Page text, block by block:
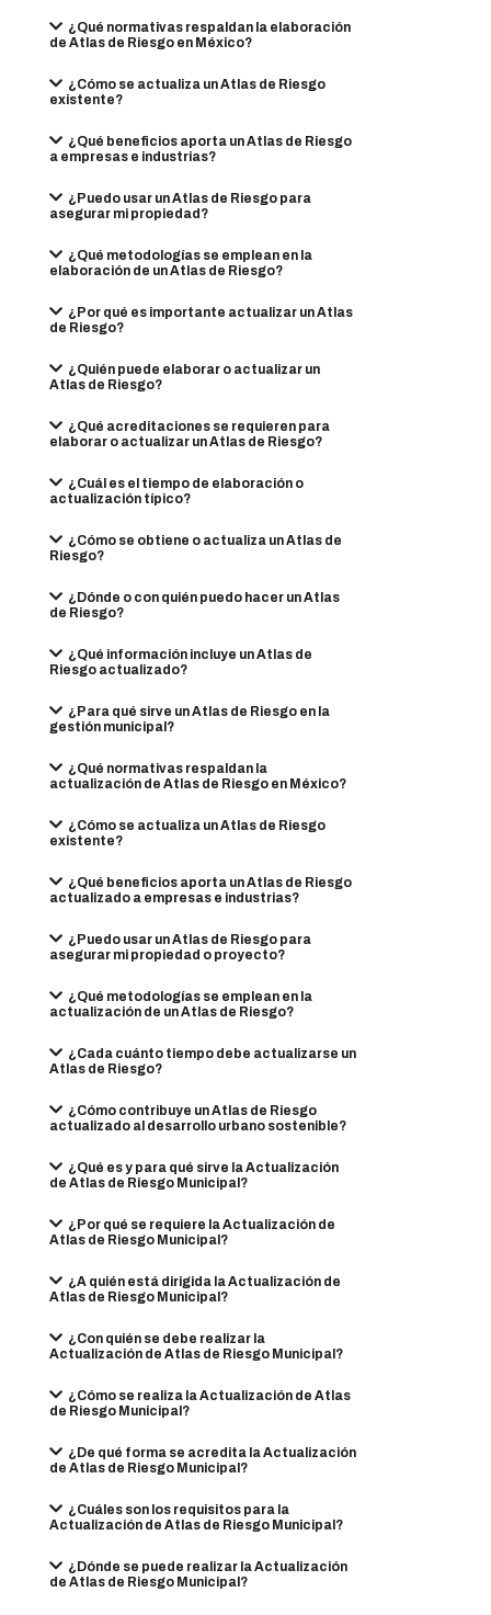
¿Qué normativas respaldan la elaboración
de Atlas de Riesgo en México?
¿Cómo se actualiza un Atlas de Riesgo
existente?
¿Qué beneficios aporta un Atlas de Riesgo
a empresas e industrias?
¿Puedo usar un Atlas de Riesgo para
asegurar mi propiedad?
¿Qué metodologías se emplean en la
elaboración de un Atlas de Riesgo?
¿Por qué es importante actualizar un Atlas
de Riesgo?
¿Quién puede elaborar o actualizar un
Atlas de Riesgo?
¿Qué acreditaciones se requieren para
elaborar o actualizar un Atlas de Riesgo?
¿Cuál es el tiempo de elaboración o
actualización típico?
¿Cómo se obtiene o actualiza un Atlas de
Riesgo?
¿Dónde o con quién puedo hacer un Atlas
de Riesgo?
¿Qué información incluye un Atlas de
Riesgo actualizado?
¿Para qué sirve un Atlas de Riesgo en la
gestión municipal?
¿Qué normativas respaldan la
actualización de Atlas de Riesgo en México?
¿Cómo se actualiza un Atlas de Riesgo
existente?
¿Qué beneficios aporta un Atlas de Riesgo
actualizado a empresas e industrias?
¿Puedo usar un Atlas de Riesgo para
asegurar mi propiedad o proyecto?
¿Qué metodologías se emplean en la
actualización de un Atlas de Riesgo?
¿Cada cuánto tiempo debe actualizarse un
Atlas de Riesgo?
¿Cómo contribuye un Atlas de Riesgo
actualizado al desarrollo urbano sostenible?
¿Qué es y para qué sirve la Actualización
de Atlas de Riesgo Municipal?
¿Por qué se requiere la Actualización de
Atlas de Riesgo Municipal?
¿A quién está dirigida la Actualización de
Atlas de Riesgo Municipal?
¿Con quién se debe realizar la
Actualización de Atlas de Riesgo Municipal?
¿Cómo se realiza la Actualización de Atlas
de Riesgo Municipal?
¿De qué forma se acredita la Actualización
de Atlas de Riesgo Municipal?
¿Cuáles son los requisitos para la
Actualización de Atlas de Riesgo Municipal?
¿Dónde se puede realizar la Actualización
de Atlas de Riesgo Municipal?